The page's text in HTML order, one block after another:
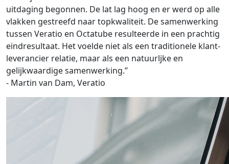
uitdaging begonnen. De lat lag hoog en er werd op alle
vlakken gestreefd naar topkwaliteit. De samenwerking
tussen Veratio en Octatube resulteerde in een prachtig
eindresultaat. Het voelde niet als een traditionele klant-
leverancier relatie, maar als een natuurljke en
gelijkwaardige samenwerking.”
- Martin van Dam, Veratio